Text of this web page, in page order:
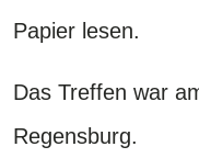
Papier lesen.
Das Treffen war
Regensburg.